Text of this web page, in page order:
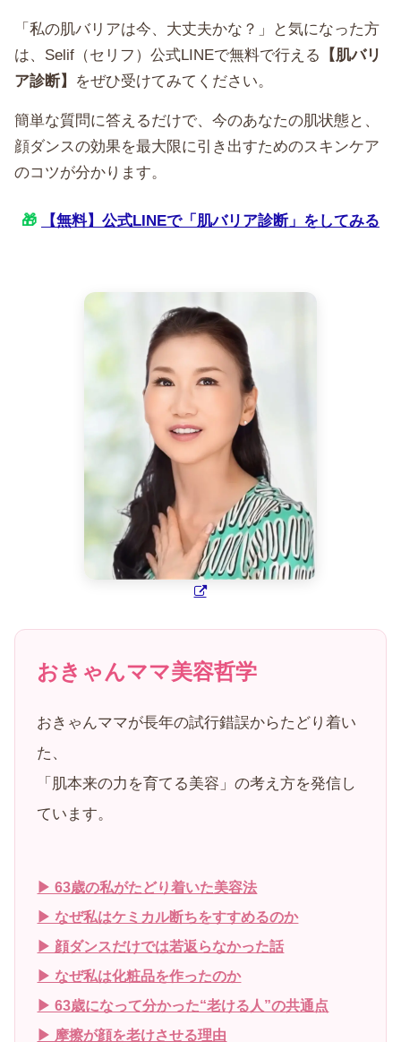
「私の肌バリアは今、大丈夫かな？」と気になった方
は、Selif（セリフ）公式LINEで無料で行える
【肌バリ
ア診断】 をぜひ受けてみてください。
簡単な質問に答えるだけで、今のあなたの肌状態と、
顔ダンスの効果を最大限に引き出すためのスキンケア
のコツが分かります。
🎁 【無料】公式LINEで「肌バリア診断」をしてみる
おきゃんママ美容哲学
おきゃんママが長年の試行錯誤からたどり着い
た、
「肌本来の力を育てる美容」の考え方を発信し
ています。
▶ 63歳の私がたどり着いた美容法
▶ なぜ私はケミカル断ちをすすめるのか
▶ 顔ダンスだけでは若返らなかった話
▶ なぜ私は化粧品を作ったのか
▶ 63歳になって分かった“老ける人”の共通点
▶ 摩擦が顔を老けさせる理由